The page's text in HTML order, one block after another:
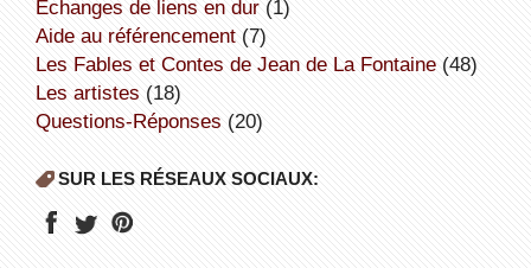
échanges de liens en dur(1)
aide au référencement(7)
Les Fables et Contes de Jean de La Fontaine(48)
Les artistes (18)
Questions-Réponses (20)
SUR LES RÉSEAUX SOCIAUX: